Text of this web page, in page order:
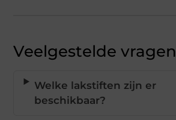
Veelgestelde vragen
Welke lakstiften zijn er
beschikbaar?